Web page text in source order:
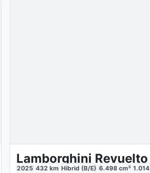
Lamborghini Revuelto
2025 432 km Hibrid (B/E) 6.498 cm³ 1.014